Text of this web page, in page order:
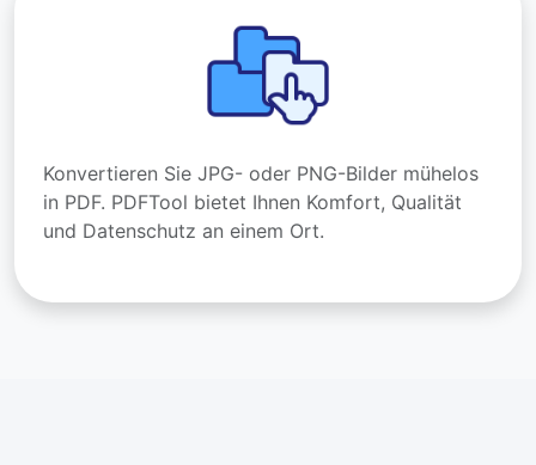
Konvertieren Sie JPG- oder PNG-Bilder mühelos
in PDF. PDFTool bietet Ihnen Komfort, Qualität
und Datenschutz an einem Ort.